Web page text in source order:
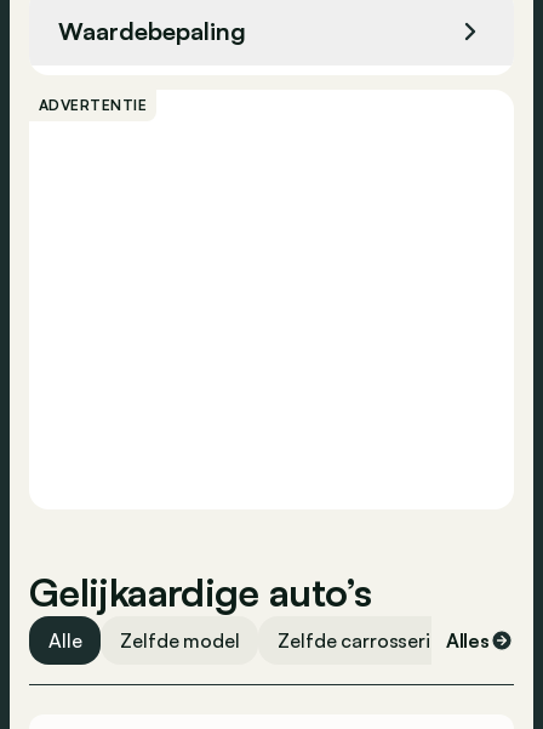
Adaptive cruise control
Achteruitrijcamera
Noodoproep
ESP
Waardebepaling
ADVERTENTIE
Gelijkaardige auto’s
Alle Zelfde model Zelfde carrosserievorm
Alles